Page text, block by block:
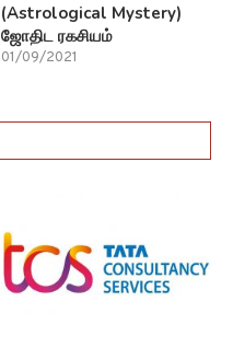
(Astrological Mystery)
ஜோதிட ரகசியம்
01/09/2021